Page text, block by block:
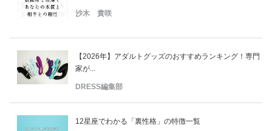
沙木 貴咲
【2026年】アダルトグッズのおすすめランキング！専門
家が...
DRESS編集部
12星座でわかる「裏性格」の特徴一覧